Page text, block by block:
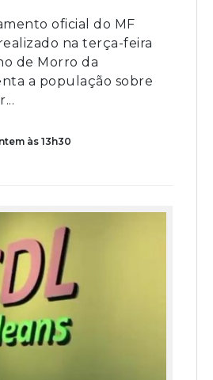
oficial do MF
na terça-feira
de Morro da
a população sobre
às 13h30